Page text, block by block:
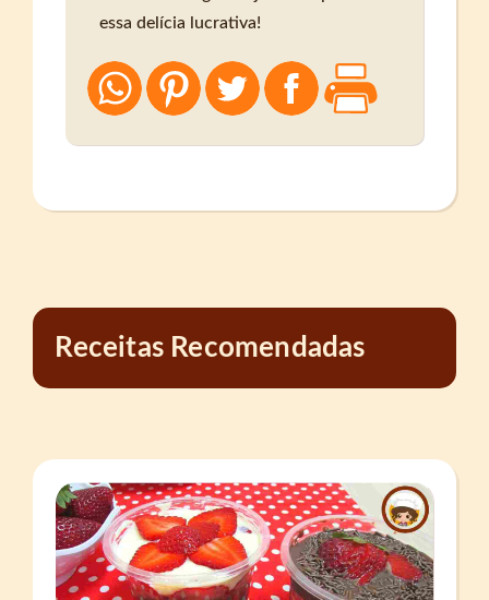
essa delícia lucrativa!
Receitas Recomendadas